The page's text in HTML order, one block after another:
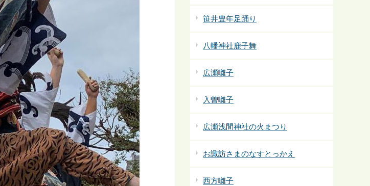
笹井豊年足踊り
八幡神社鹿子舞
広瀬囃子
入曽囃子
広瀬浅間神社の火まつり
お諏訪さまのなすとっかえ
西方囃子